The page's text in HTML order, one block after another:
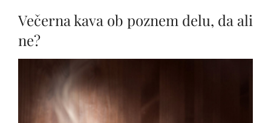
Večerna kava ob poznem delu, da ali
ne?